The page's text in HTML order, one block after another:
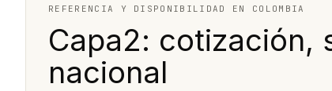
REFERENCIA Y DISPONIBILIDAD EN COLOMBIA
Capa2: cotización,
nacional